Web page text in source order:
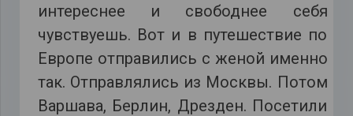
интереснее и свободнее себя
чувствуешь. Вот и в путешествие по
Европе отправились с женой именно
так. Отправлялись из Москвы. Потом
Варшава, Берлин, Дрезден. Посетили